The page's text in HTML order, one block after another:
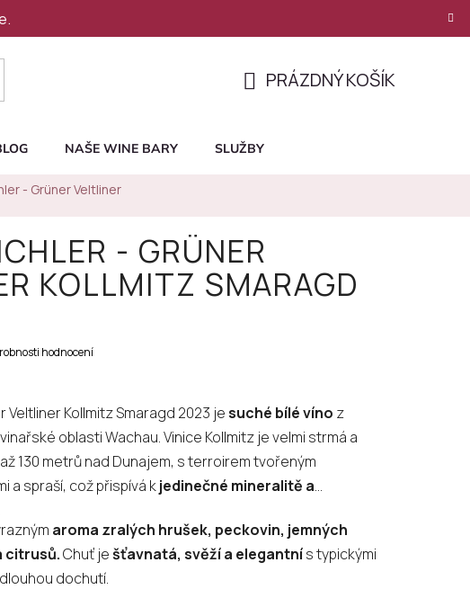
KOŠÍK
PRÁZDNÝ KOŠÍK
NAŠE WINE BARY SLUŽBY
- Grüner Veltliner
- GRÜNER
KOLLMITZ SMARAGD
hodnocení
Veltliner Kollmitz Smaragd 2023 jesuché bílé víno z
oblasti Wachau. Vinice Kollmitz je velmi strmá a
130 metrů nad Dunajem, s terroirem tvořeným
a spraší, což přispívá kjedinečné mineralitě a
aroma zralých hrušek, peckovin, jemných
citrusů.Chuť ješťavnatá, svěží a elegantnís typickými
dochutí.